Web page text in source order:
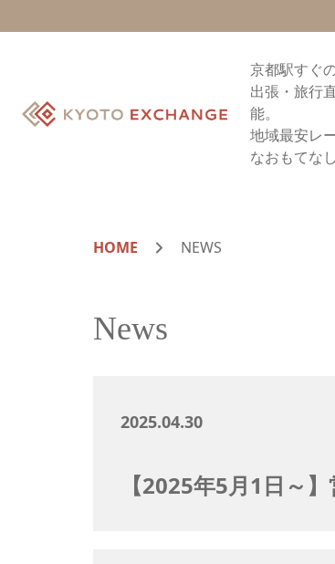
京都駅すぐ
出張・旅行
能。
地域最安レ
なおもてな
HOME NEWS
News
2025.04.30
【2025年5月1日～